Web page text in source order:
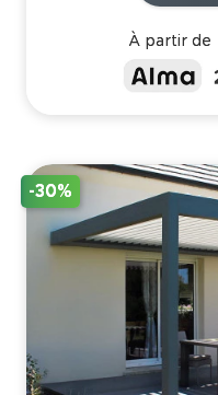
À partir de
-30%